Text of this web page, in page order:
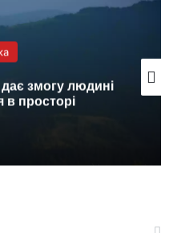
змогу людині
в просторі